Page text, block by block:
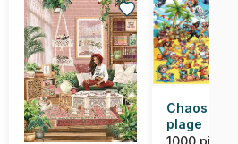
Chaos sur
plage